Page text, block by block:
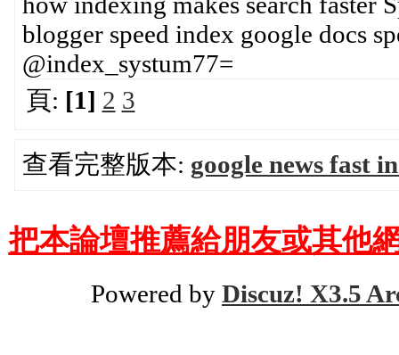
blogger speed index google docs
@index_systum77=
頁: [1] 2 3
查看完整版本: google news fast
把本論壇推薦給朋友或其他
Powered by Discuz! X3.5